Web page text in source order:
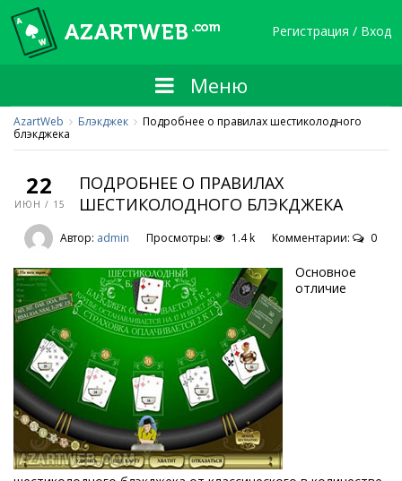
Меню
Регистрация / Вход
AzartWeb Блэкджек
Подробнее о правилах шестиколодного
блэкджека
22
ИЮН / 15
ПОДРОБНЕЕ О ПРАВИЛАХ
ШЕСТИКОЛОДНОГО БЛЭКДЖЕКА
Автор: admin Просмотры: 1.4 k Комментарии: 0
Основное
отличие